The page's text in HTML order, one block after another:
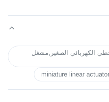
الكهربائي الصغير,مشغل
miniature linear actuator